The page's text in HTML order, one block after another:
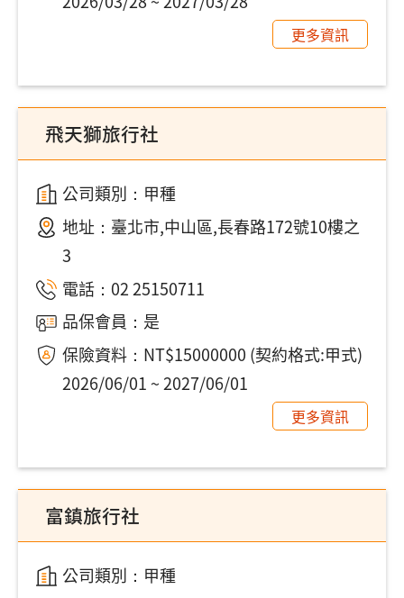
更多資訊
飛天獅旅行社
公司類別：甲種
地址： 臺北市,中山區,長春路172號10樓之
3
電話： 02 25150711
品保會員：是
保險資料：NT$15000000 (契約格式:甲式)
2026/06/01 ~ 2027/06/01
更多資訊
富鎮旅行社
公司類別：甲種